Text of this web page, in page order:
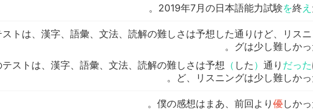
2019年7月の日本語能力試験を終 え
トは、漢字、語彙、文法、読解の難しさは予想した通りけど、リス
グは少し難しかっ
ストは、漢字、語彙、文法、読解の難しさは予想 （ した ） 通り だった
ど、リスニングは少し難しかっ
僕の感想はまあ、前回より 優しかっ